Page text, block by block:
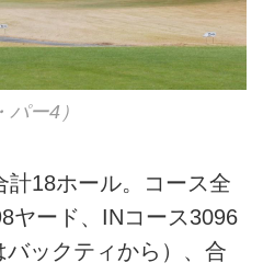
ー4）
計18ホール。コース全
ヤード、INコース3096
ックティから）、合